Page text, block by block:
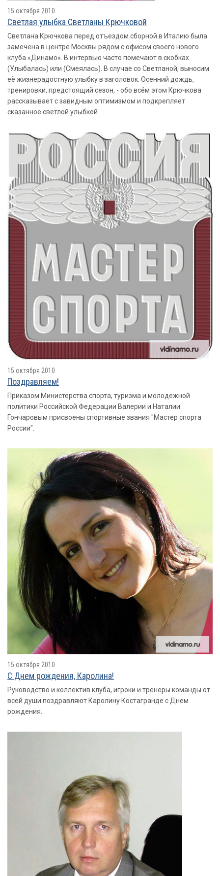
15 октября 2010
Светлая улыбка Светланы Крючковой
Светлана Крючкова перед отъездом сборной в Италию была
замечена в центре Москвы рядом с офисом своего нового
клуба «Динамо». В интервью часто помечают в скобках
(Улыбалась) или (Смеялась). В случае со Светланой, выносим
её жизнерадостную улыбку в заголовок. Осенний дождь,
тренировки, предстоящий сезон, - обо всём этом Крючкова
рассказывает с завидным оптимизмом и подкрепляет
сказанное светлой улыбкой
15 октября 2010
Поздравляем!
Приказом Министерства спорта, туризма и молодежной
политики Российской Федерации Валерии и Наталии
Гончаровым присвоены спортивные звания "Мастер спорта
России".
15 октября 2010
С Днем рождения, Каролина!
Руководство и коллектив клуба, игроки и тренеры команды от
всей души поздравляют Каролину Костагранде с Днем
рождения.